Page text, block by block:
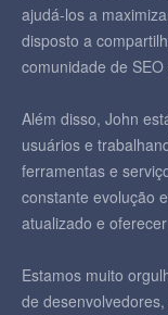
ajudá-los a
disposto a
comunidade de SEO
Além disso, John
usuários e
ferramentas e
constante evolução
atualizado e
Estamos muito
de